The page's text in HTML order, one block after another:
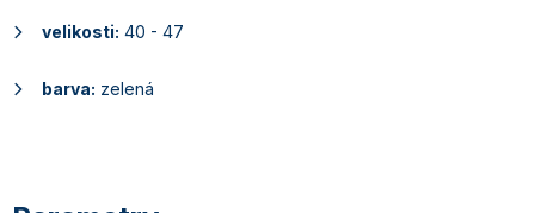
velikosti: 40 - 47
barva: zelená